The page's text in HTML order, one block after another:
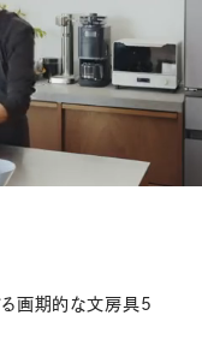
t
画期的な文房具5